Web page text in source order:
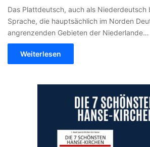
Das Plattdeutsch, auch als Niederdeutsch
Sprache, die hauptsächlich im Norden
angrenzenden Gebieten der Niederlande…
Weiterlesen